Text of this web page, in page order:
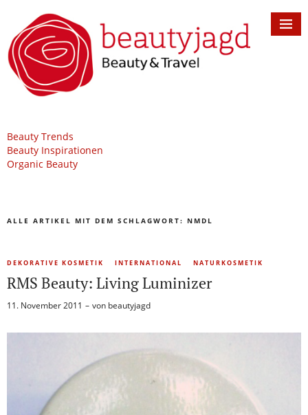
Beauty Trends
Beauty Inspirationen
Organic Beauty
ALLE ARTIKEL MIT DEM SCHLAGWORT: NMDL
DEKORATIVE KOSMETIK INTERNATIONAL NATURKOSMETIK
RMS Beauty: Living Luminizer
11. November 2011 von beautyjagd